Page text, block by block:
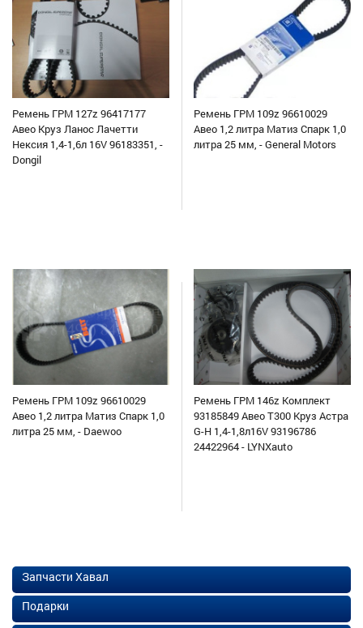
Ремень ГРМ 127z 96417177
Авео Круз Ланос Лачетти
Нексия 1,4-1,6л 16V 96183351, -
Dongil
Ремень ГРМ 109z 96610029
Авео 1,2 литра Матиз Спарк 1,0
литра 25 мм, - General Motors
Ремень ГРМ 109z 96610029
Авео 1,2 литра Матиз Спарк 1,0
литра 25 мм, - Daewoo
Ремень ГРМ 146z Комплект
93185849 Авео Т300 Круз Астра
G-H 1,4-1,8л16V 93196786
24422964 - LYNXauto
Запчасти Хавал
Подарки